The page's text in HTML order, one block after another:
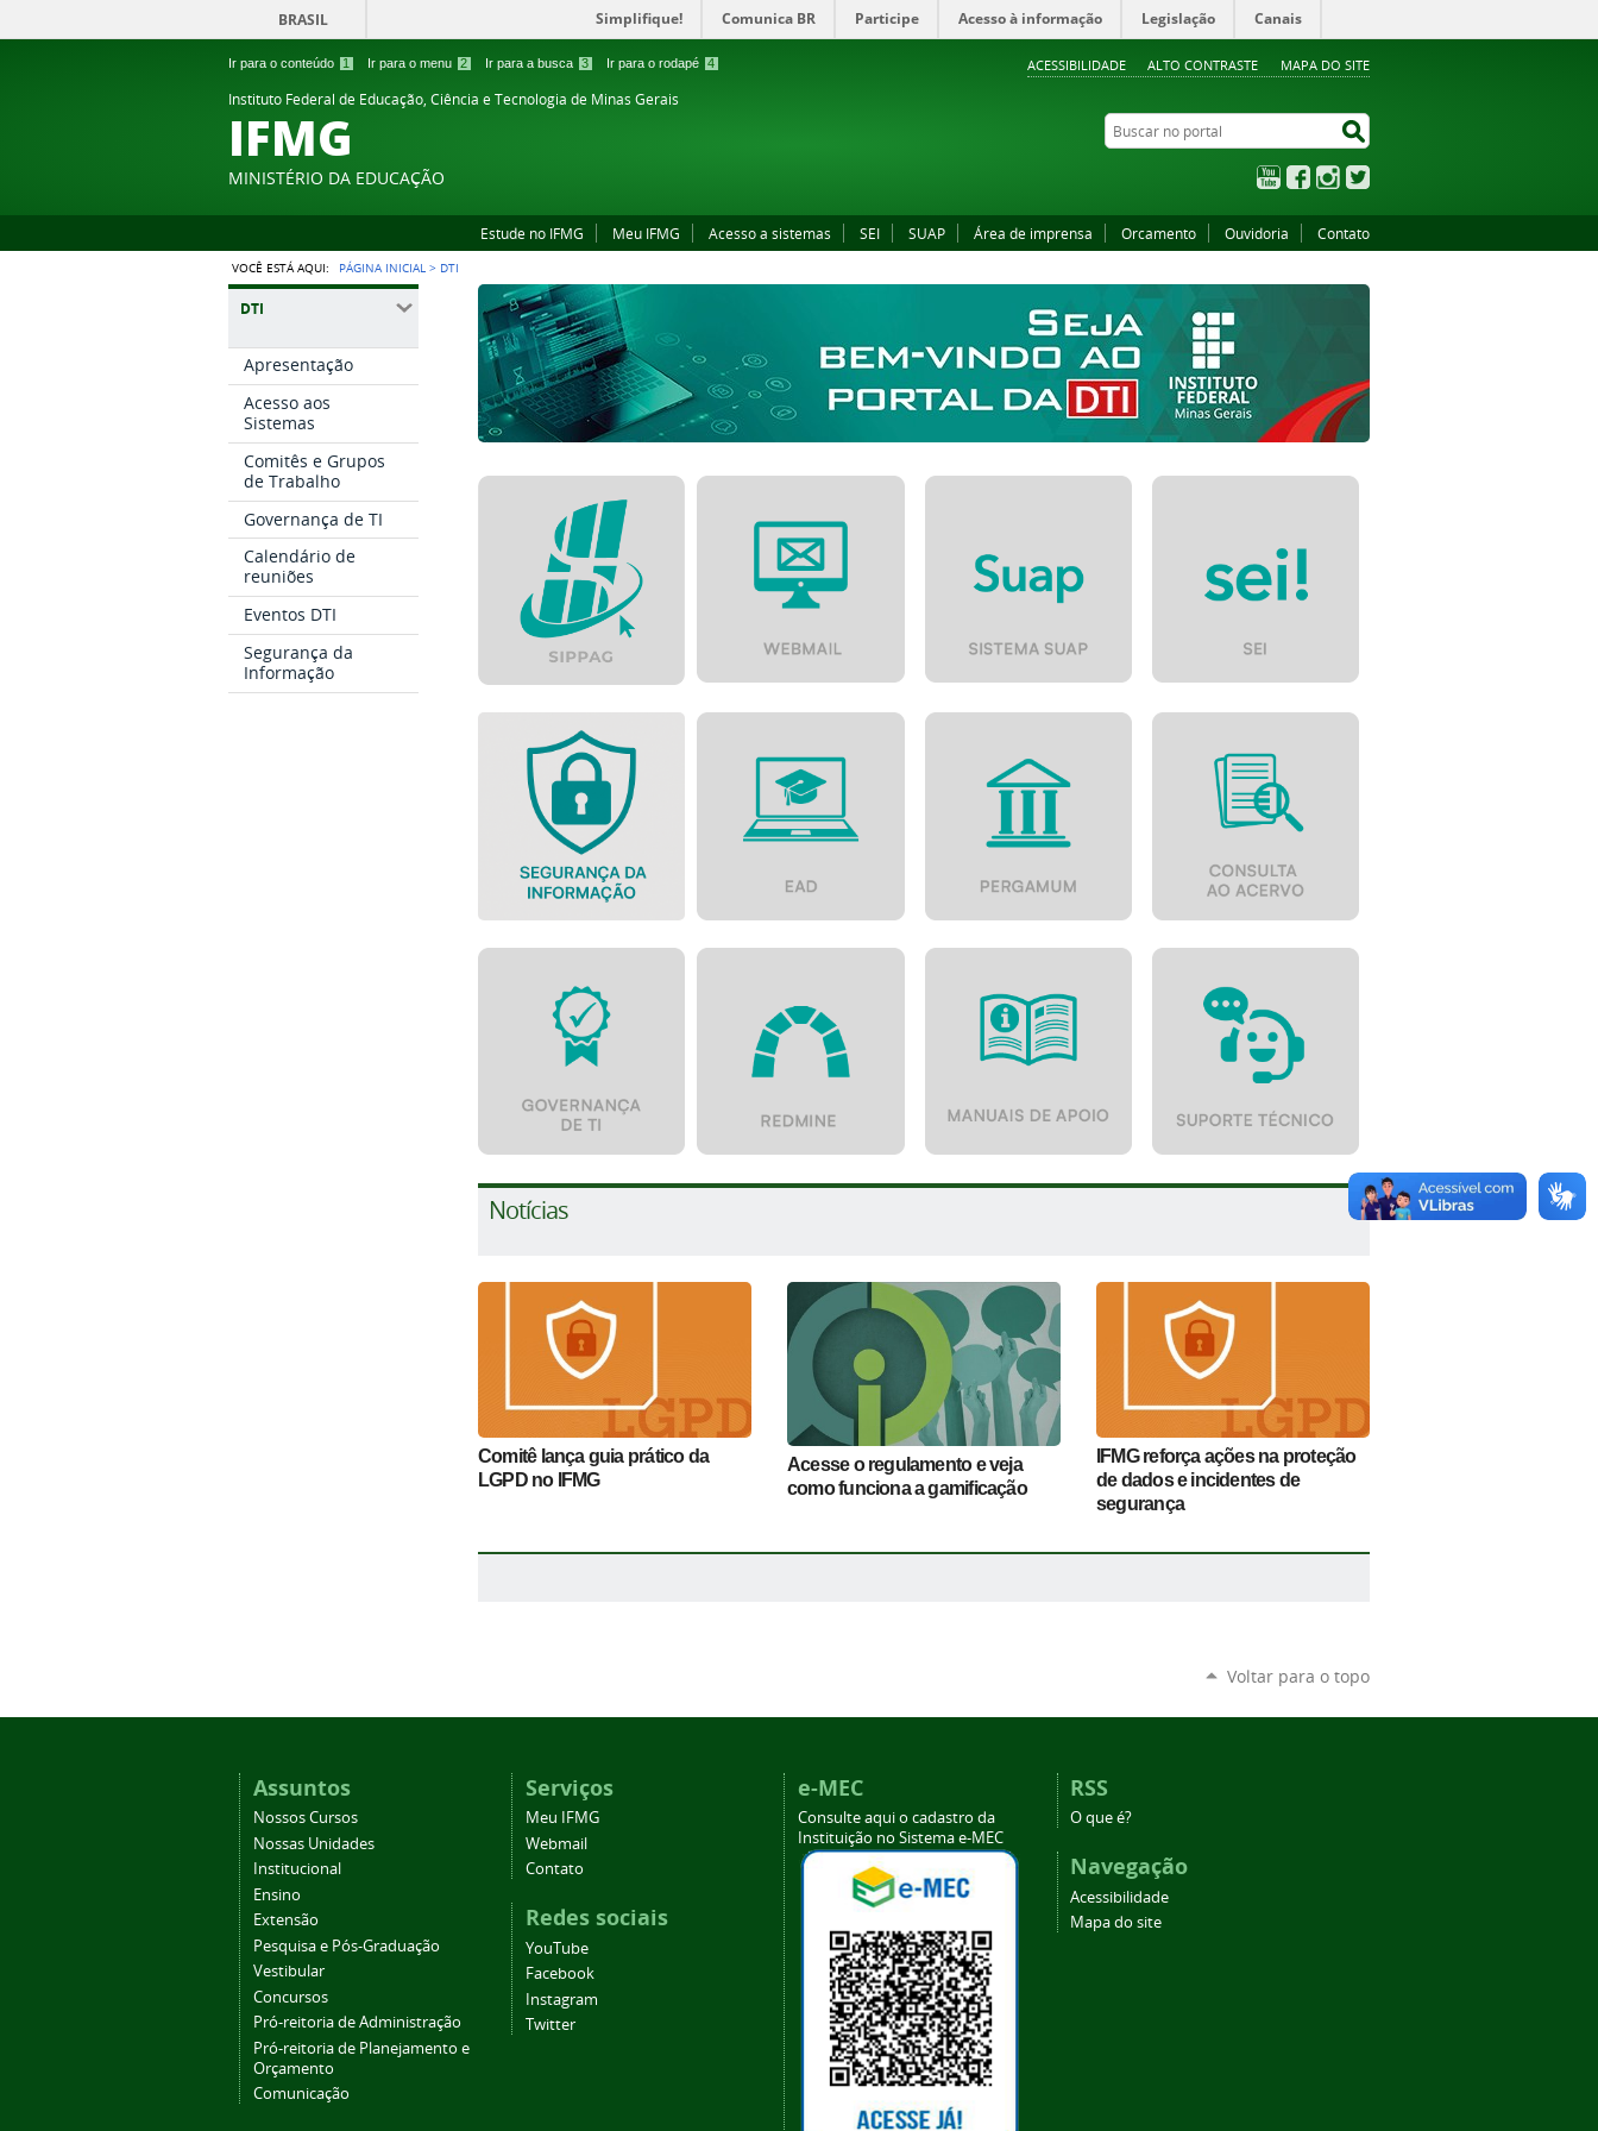
Ir para o conteúdo 1 Ir para o menu 2 Ir para a busca 3 Ir para o rodapé 4 ACESSIBILIDADE ALTO CONTRASTE MAPA DO SITE
BRASIL Simplifique! Comunica BR Participe Acesso à informação Legislação Canais
Instituto Federal de Educação, Ciência e Tecnologia de Minas Gerais
IFMG
MINISTÉRIO DA EDUCAÇÃO
Buscar no portal
YouTubeFacebookInstagram
Estude no IFMG Meu IFMG Acesso a sistemas SEI SUAP Área de imprensa Orcamento Ouvidoria Contato
VOCÊ ESTÁ AQUI: PÁGINA INICIAL > DTI
DTI
Apresentação
Acesso aos
Sistemas
Comitês e Grupos
de Trabalho
Governança de TI
Calendário de
reuniões
Eventos DTI
Segurança da
Informação
Notícias
Comitê lança guia prático da
LGPD no IFMG
Acesse o regulamento e veja
como funciona a gamificação
IFMG reforça ações na proteção
de dados e incidentes de
segurança
Voltar para o topo
Assuntos
Nossos Cursos
Nossas Unidades
Institucional
Ensino
Extensão
Pesquisa e Pós-Graduação
Vestibular
Concursos
Pró-reitoria de Administração
Pró-reitoria de Planejamento e
Orçamento
Comunicação
Serviços
Meu IFMG
Webmail
Contato
Redes sociais
YouTube
Facebook
Instagram
Twitter
e-MEC
Consulte aqui o cadastro da
Instituição no Sistema e-MEC
RSS
O que é?
Navegação
Acessibilidade
Mapa do site